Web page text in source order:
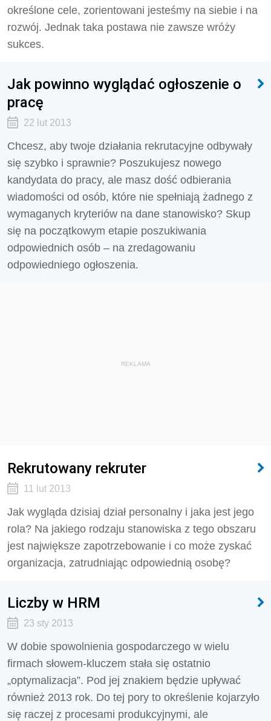
określone cele, zorientowani jesteśmy na siebie i na
rozwój. Jednak taka postawa nie zawsze wróży
sukces.
Jak powinno wyglądać ogłoszenie o
pracę
22 lut 2013
Chcesz, aby twoje działania rekrutacyjne odbywały
się szybko i sprawnie? Poszukujesz nowego
kandydata do pracy, ale masz dość odbierania
wiadomości od osób, które nie spełniają żadnego z
wymaganych kryteriów na dane stanowisko? Skup
się na początkowym etapie poszukiwania
odpowiednich osób – na zredagowaniu
odpowiedniego ogłoszenia.
REKLAMA
Rekrutowany rekruter
11 lut 2013
Jak wygląda dzisiaj dział personalny i jaka jest jego
rola? Na jakiego rodzaju stanowiska z tego obszaru
jest największe zapotrzebowanie i co może zyskać
organizacja, zatrudniając odpowiednią osobę?
Liczby w HRM
23 sty 2013
W dobie spowolnienia gospodarczego w wielu
firmach słowem-kluczem stała się ostatnio
„optymalizacja”. Pod jej znakiem będzie upływać
również 2013 rok. Do tej pory to określenie kojarzyło
się raczej z procesami produkcyjnymi, ale